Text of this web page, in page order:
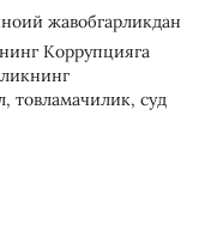
жавобгарликдан
Коррупцияга
товламачилик, суд